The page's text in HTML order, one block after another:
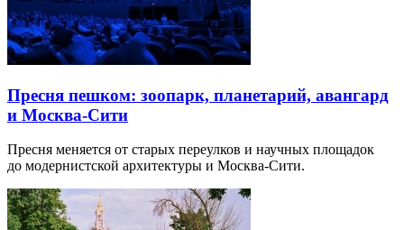
Пресня пешком: зоопарк, планетарий, авангард
и Москва-Сити
Пресня меняется от старых переулков и научных площадок
до модернистской архитектуры и Москва-Сити.